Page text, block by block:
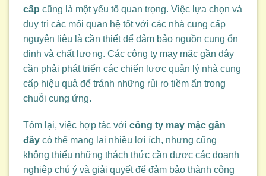
cấp cũng là một yếu tố quan trọng. Việc lựa chọn và
duy trì các mối quan hệ tốt với các nhà cung cấp
nguyên liệu là cần thiết để đảm bảo nguồn cung ổn
định và chất lượng. Các công ty may mặc gần đây
cần phải phát triển các chiến lược quản lý nhà cung
cấp hiệu quả để tránh những rủi ro tiềm ẩn trong
chuỗi cung ứng.
Tóm lại, việc hợp tác với công ty may mặc gần
đây có thể mang lại nhiều lợi ích, nhưng cũng
không thiếu những thách thức cần được các doanh
nghiệp chú ý và giải quyết để đảm bảo thành công